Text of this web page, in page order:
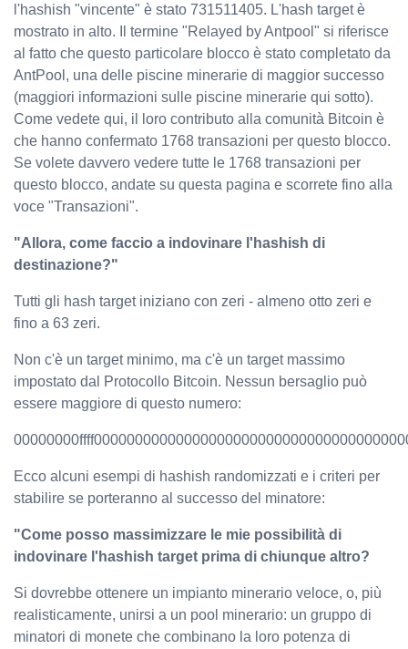
l'hashish "vincente" è stato 731511405. L'hash target è
mostrato in alto. Il termine "Relayed by Antpool" si riferisce
al fatto che questo particolare blocco è stato completato da
AntPool, una delle piscine minerarie di maggior successo
(maggiori informazioni sulle piscine minerarie qui sotto).
Come vedete qui, il loro contributo alla comunità Bitcoin è
che hanno confermato 1768 transazioni per questo blocco.
Se volete davvero vedere tutte le 1768 transazioni per
questo blocco, andate su questa pagina e scorrete fino alla
voce "Transazioni".
"Allora, come faccio a indovinare l'hashish di
destinazione?"
Tutti gli hash target iniziano con zeri - almeno otto zeri e
fino a 63 zeri.
Non c'è un target minimo, ma c'è un target massimo
impostato dal Protocollo Bitcoin. Nessun bersaglio può
essere maggiore di questo numero:
Ecco alcuni esempi di hashish randomizzati e i criteri per
stabilire se porteranno al successo del minatore:
"Come posso massimizzare le mie possibilità di
indovinare l'hashish target prima di chiunque altro?
Si dovrebbe ottenere un impianto minerario veloce, o, più
realisticamente, unirsi a un pool minerario: un gruppo di
minatori di monete che combinano la loro potenza di